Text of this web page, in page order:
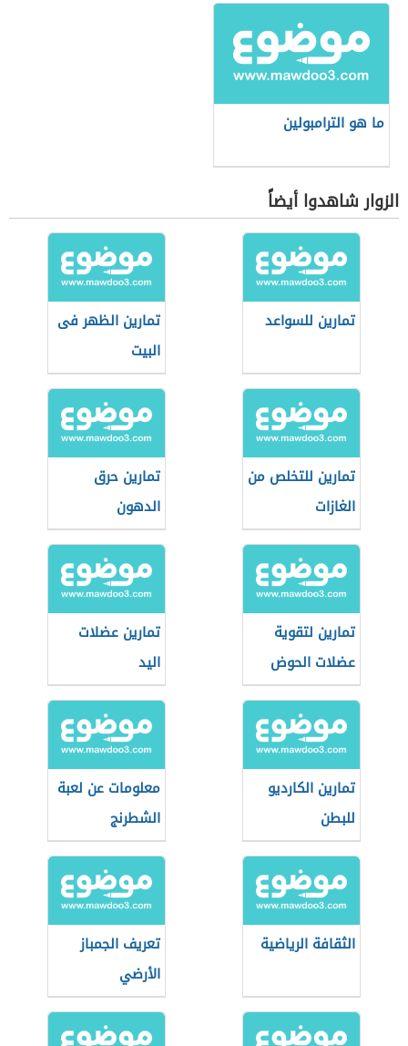
ما هو الترامبولين
الزوار شاهدوا أيضاً
تمارين للسواعد
تمارين الظهر فى
البيت
تمارين للتخلص من
الغازات
تمارين حرق
الدهون
تمارين لتقوية
عضلات الحوض
تمارين عضلات
اليد
تمارين الكارديو
للبطن
معلومات عن لعبة
الشطرنج
الثقافة الرياضية
تعريف الجمباز
الأرضي